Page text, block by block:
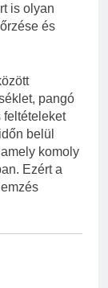
is olyan
és
pangó
feltételeket
belül
komoly
Ezért a